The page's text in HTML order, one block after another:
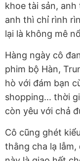
khoe tài sản,
anh thì chỉ rình
lại là không mê
Hàng ngày cô
phim bộ Hàn,
hò với đám bạn
shopping... thời
còn yêu với chả
Cô cũng ghét
thằng cha lạ